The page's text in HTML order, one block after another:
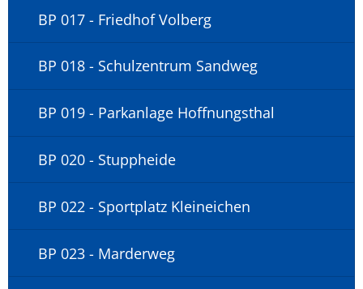
BP 017 - Friedhof Volberg
BP 018 - Schulzentrum Sandweg
BP 019 - Parkanlage Hoffnungsthal
BP 020 - Stuppheide
BP 022 - Sportplatz Kleineichen
BP 023 - Marderweg